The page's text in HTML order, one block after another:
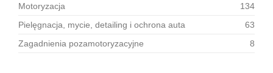
Motoryzacja
134
Pielęgnacja, mycie, detailing i ochrona auta
63
Zagadnienia pozamotoryzacyjne
8